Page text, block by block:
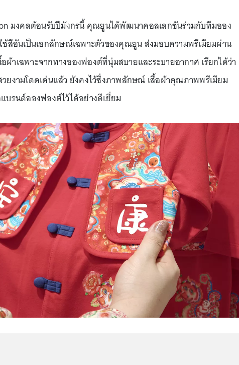
มงคลต้อนรับปีมังกรนี้ คุณยูนได้พัฒนาคอลเลกชันร่วมกับทีมออง
ช้สีอันเป็นเอกลักษณ์เฉพาะตัวของคุณยูน ส่งมอบความพรีเมียมผ่าน
าเฉพาะจากทางอองฟองต์ที่นุ่มสบายและระบายอากาศ เรียกได้ว่า
ยงามโดดเด่นแล้ว ยังคงไว้ซึ่งภาพลักษณ์ เสื้อผ้าคุณภาพพรีเมียม
บรนด์อองฟองต์ไว้ได้อย่างดีเยี่ยม